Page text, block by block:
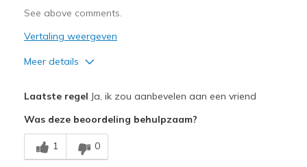
See above comments.
Vertaling weergeven
Meer details
Breathe Well
Comfortable
Laatste regel Ja, ik zou aanbevelen aan een vriend
Was deze beoordeling behulpzaam?
1 0